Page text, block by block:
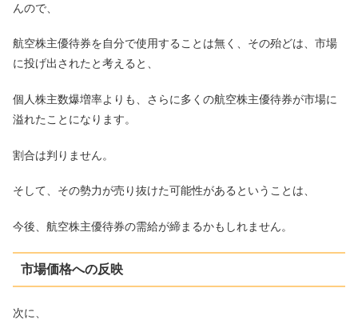
んので、
航空株主優待券を自分で使用することは無く、その殆どは、市場
に投げ出されたと考えると、
個人株主数爆増率よりも、さらに多くの航空株主優待券が市場に
溢れたことになります。
割合は判りません。
そして、その勢力が売り抜けた可能性があるということは、
今後、航空株主優待券の需給が締まるかもしれません。
市場価格への反映
次に、